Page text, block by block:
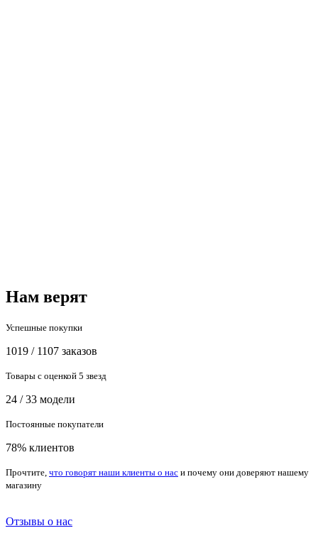
Нам верят
Успешные покупки
1019 / 1107 заказов
Товары с оценкой 5 звезд
24 / 33 модели
Постоянные покупатели
78% клиентов
Прочтите, что говорят наши клиенты о нас и почему они доверяют нашему
магазину
Отзывы о нас